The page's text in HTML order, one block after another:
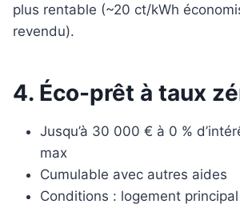
plus rentable (~20 ct/kWh
revendu).
4. Éco-prêt à taux
Jusqu’à 30 000 € à 0 %
max
Cumulable avec autres aides
Conditions : logement